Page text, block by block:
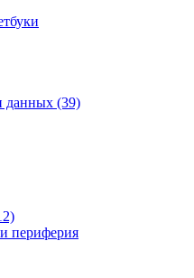
данных (39)
периферия